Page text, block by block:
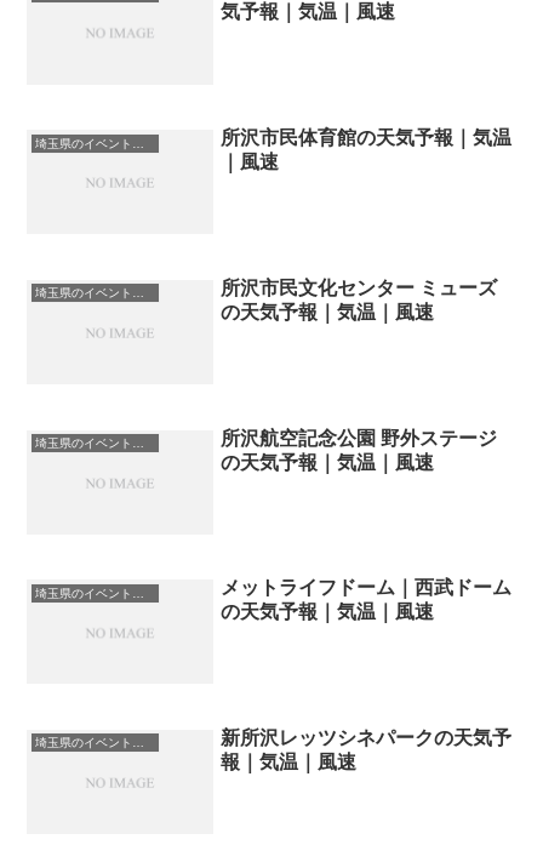
気予報｜気温｜風速
所沢市民体育館の天気予報｜気温
｜風速
埼玉県のイベント会場一覧
所沢市民文化センター ミューズ
の天気予報｜気温｜風速
所沢航空記念公園 野外ステージ
の天気予報｜気温｜風速
メットライフドーム｜西武ドーム
の天気予報｜気温｜風速
埼玉県のイベント会場一覧
新所沢レッツシネパークの天気予
報｜気温｜風速